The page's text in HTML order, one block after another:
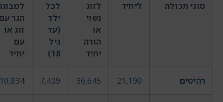
סוגי תכולה ליחיד
לזוג
נשוי
או
הורה
יחיד
לכל
ילד
(עד
גיל
18)
הגר
זוג או
עם
יחיד
רהיטים 21,190
36,645
7,409